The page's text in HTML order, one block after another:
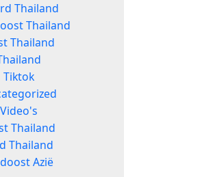
Thailand
Thailand
Thailand
Tiktok
Video's
Thailand
Thailand
Azië